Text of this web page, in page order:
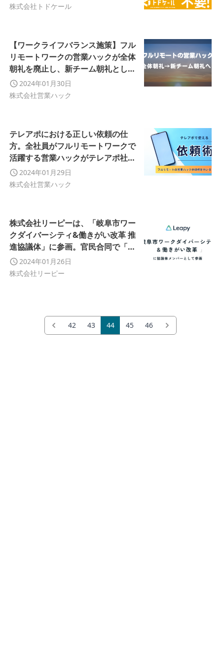
株式会社トドケール
【ワークライフバランス施策】フル
リモートワークの営業ハックが全体
朝礼を廃止し、新チーム朝礼として
制度をリニューアルしました！
2024年01月30日
株式会社営業ハック
テレアポにおける正しい依頼の仕
方。全社員がフルリモートワークで
活躍する営業ハックがテレアポ社内
研修を実施しました
2024年01月29日
株式会社営業ハック
株式会社リーピーは、「岐阜市ワー
クダイバーシティ&働きがい改革 推
進協議体」に参画。官民合同で「魅
力的な労働環境を作り、働き手に選
ばれる企業になる。」を掲げます。
2024年01月26日
株式会社リーピー
42 43 44 45 46